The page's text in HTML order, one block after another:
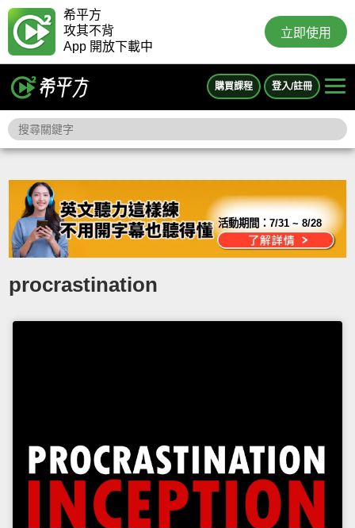
希平方
攻其不背
App 開放下載中
立即使用
購買課程 登入/註冊
活動期間：7/31 ~ 8/28
procrastination